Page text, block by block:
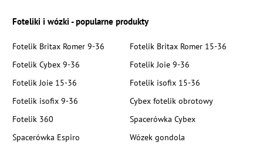
Foteliki i wózki - popularne produkty
Fotelik Britax Romer 9-36
Fotelik Britax Romer 15-36
Fotelik Cybex 9-36
Fotelik Joie 9-36
Fotelik Joie 15-36
Fotelik isofix 15-36
Fotelik isofix 9-36
Cybex fotelik obrotowy
Fotelik 360
Spacerówka Cybex
Spacerówka Espiro
Wózek gondola